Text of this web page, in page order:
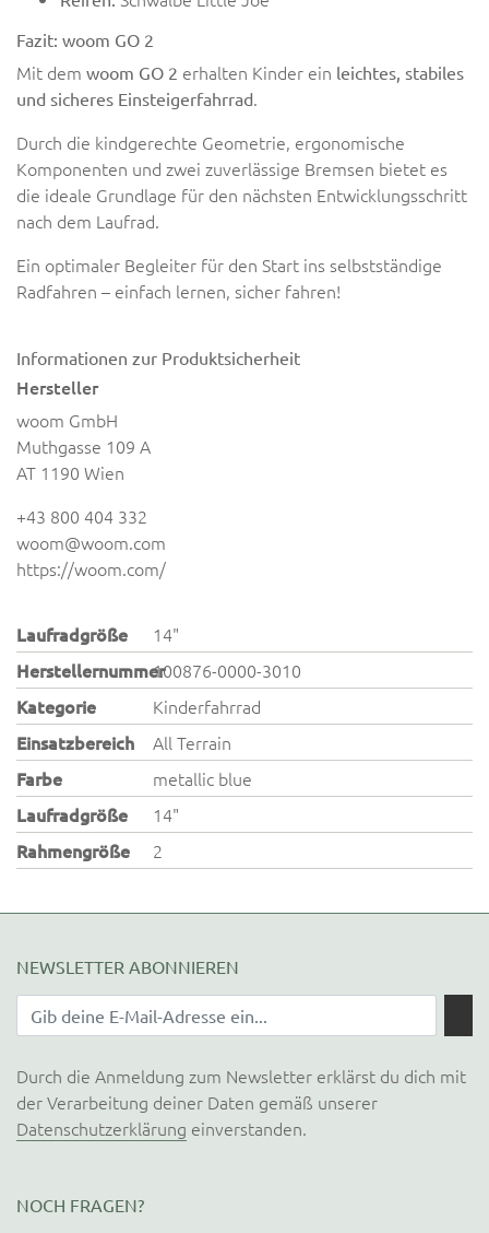
Fazit: woom GO 2
Mit dem woom GO 2 erhalten Kinder ein leichtes, stabiles
und sicheres Einsteigerfahrrad.
Durch die kindgerechte Geometrie, ergonomische
Komponenten und zwei zuverlässige Bremsen bietet es
die ideale Grundlage für den nächsten Entwicklungsschritt
nach dem Laufrad.
Ein optimaler Begleiter für den Start ins selbstständige
Radfahren – einfach lernen, sicher fahren!
Informationen zur Produktsicherheit
Hersteller
woom GmbH
Muthgasse 109 A
AT 1190 Wien
+43 800 404 332
woom@woom.com
https://woom.com/
Laufradgröße
14"
Herstellernummer100876-0000-3010
Kategorie
Kinderfahrrad
Einsatzbereich
All Terrain
Farbe
metallic blue
Laufradgröße
14"
Rahmengröße
2
NEWSLETTER ABONNIEREN
Durch die Anmeldung zum Newsletter erklärst du dich mit
der Verarbeitung deiner Daten gemäß unserer
Datenschutzerklärung einverstanden.
NOCH FRAGEN?